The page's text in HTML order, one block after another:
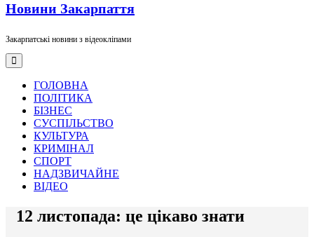
Новини Закарпаття
Закарпатські новини з відеокліпами
ГОЛОВНА
ПОЛІТИКА
БІЗНЕС
СУСПІЛЬСТВО
КУЛЬТУРА
КРИМІНАЛ
СПОРТ
НАДЗВИЧАЙНЕ
ВІДЕО
12 листопада: це цікаво знати